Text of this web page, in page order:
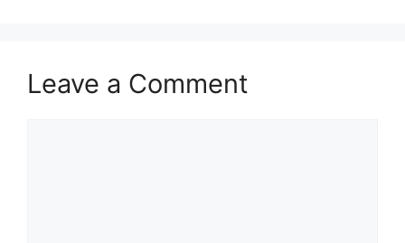
Leave a Comment